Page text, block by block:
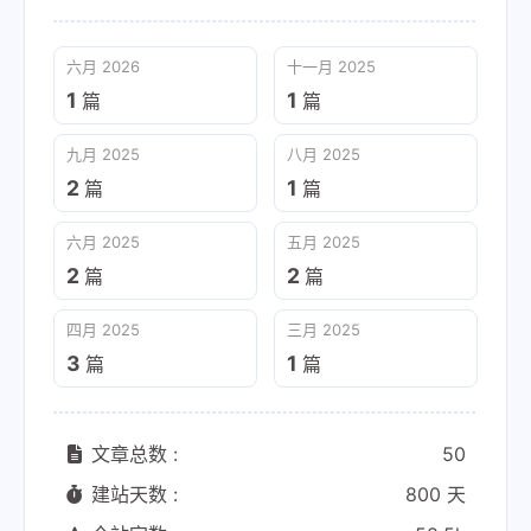
六月 2026
1 篇
十一月 2025
1 篇
九月 2025
2 篇
八月 2025
1 篇
六月 2025
2 篇
五月 2025
2 篇
四月 2025
3 篇
三月 2025
1 篇
文章总数 :
50
建站天数 :
800 天